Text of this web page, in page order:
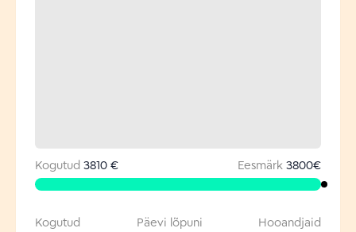
Kogutud 3810 € Eesmärk 3800€
Kogutud Päevi lõpuni Hooandjaid